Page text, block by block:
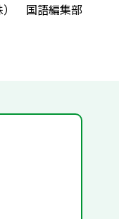
） 国語編集部